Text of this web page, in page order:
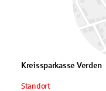
Kreissparkasse Verden
Standort